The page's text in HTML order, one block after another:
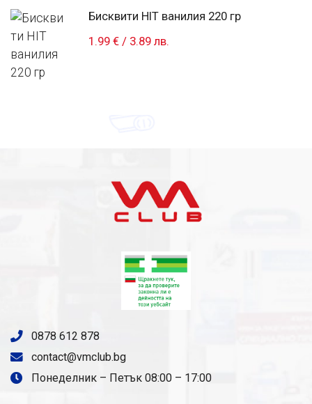
Бисквити HIT ванилия 220 гр
1.99 € / 3.89 лв.
0878 612 878
contact@vmclub.bg
Понеделник – Петък 08:00 – 17:00